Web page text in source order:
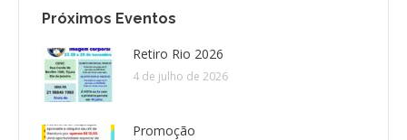
CONTATO
CONTRIBUIÇÕES
HISTÓRIA DE CCA/BR
Próximos Eventos
Retiro Rio 2026
4 de julho de 2026
Promoção